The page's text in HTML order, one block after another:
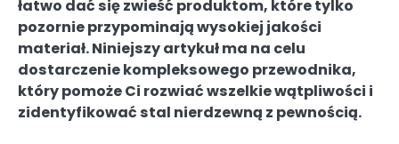
łatwo dać się zwieść produktom, które tylko
pozornie przypominają wysokiej jakości
materiał. Niniejszy artykuł ma na celu
dostarczenie kompleksowego przewodnika,
który pomoże Ci rozwiać wszelkie wątpliwości i
zidentyfikować stal nierdzewną z pewnością.